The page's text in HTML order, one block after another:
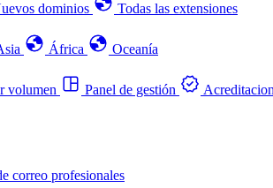
dominios
Todas las extensiones
África
Oceanía
volumen Panel de gestión
correo profesionales